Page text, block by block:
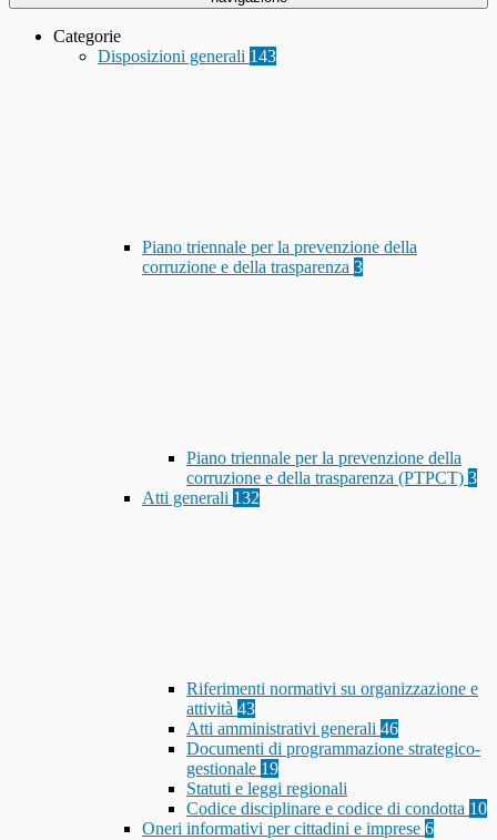
Categorie
Disposizioni generali 143
Piano triennale per la prevenzione della
corruzione e della trasparenza 3
Piano triennale per la prevenzione della
corruzione e della trasparenza (PTPCT) 3
Atti generali 132
Riferimenti normativi su organizzazione e
attività 43
Atti amministrativi generali 46
Documenti di programmazione strategico-
gestionale 19
Statuti e leggi regionali
Codice disciplinare e codice di condotta 10
Oneri informativi per cittadini e imprese 6